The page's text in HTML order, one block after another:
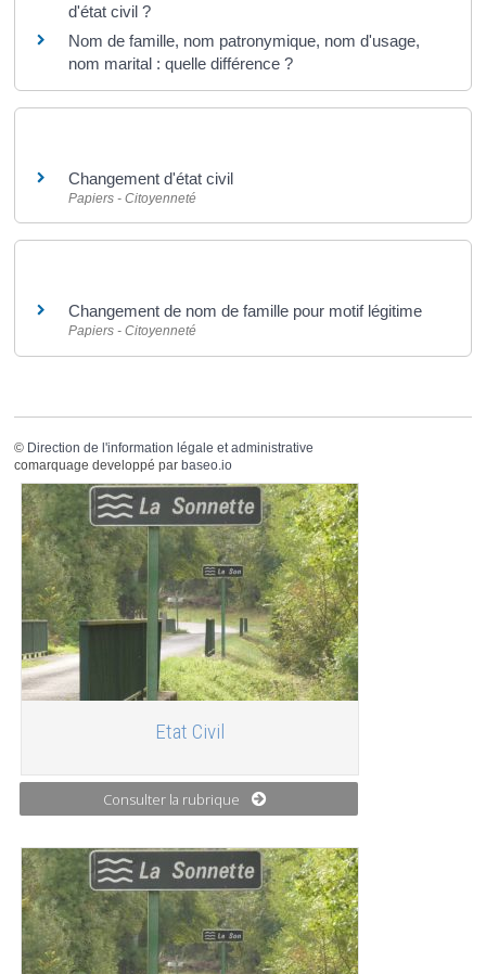
d'état civil ?
Nom de famille, nom patronymique, nom d'usage,
nom marital : quelle différence ?
Changement d'état civil
Papiers - Citoyenneté
Changement de nom de famille pour motif légitime
Papiers - Citoyenneté
© Direction de l'information légale et administrative
comarquage developpé par baseo.io
Etat Civil
Consulter la rubrique